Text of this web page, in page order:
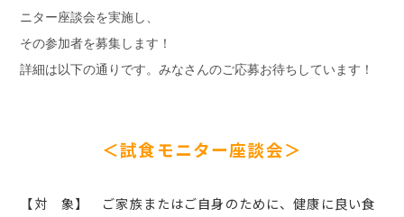
ニター座談会を実施し、
その参加者を募集します！
詳細は以下の通りです。みなさんのご応募お待ちしています！
＜試食モニター座談会＞
【対 象】 ご家族またはご自身のために、健康に良い食